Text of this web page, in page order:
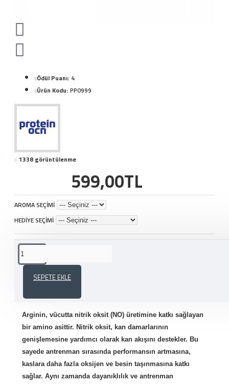
Ödül Puanı: 4
Ürün Kodu: PP0999
1338 görüntülenme
599,00TL
AROMA SEÇİMİ
HEDİYE SEÇİMİ
SEPETE EKLE
Arginin, vücutta nitrik oksit (NO) üretimine katkı sağlayan
bir amino asittir. Nitrik oksit, kan damarlarının
genişlemesine yardımcı olarak kan akışını destekler. Bu
sayede antrenman sırasında performansın artmasına,
kaslara daha fazla oksijen ve besin taşınmasına katkı
sağlar. Aynı zamanda dayanıklılık ve antrenman